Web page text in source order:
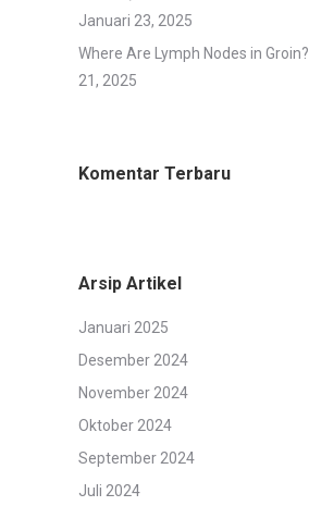
Januari 23, 2025
Where Are Lymph Nodes in Groin?
21, 2025
Komentar Terbaru
Arsip Artikel
Januari 2025
Desember 2024
November 2024
Oktober 2024
September 2024
Juli 2024